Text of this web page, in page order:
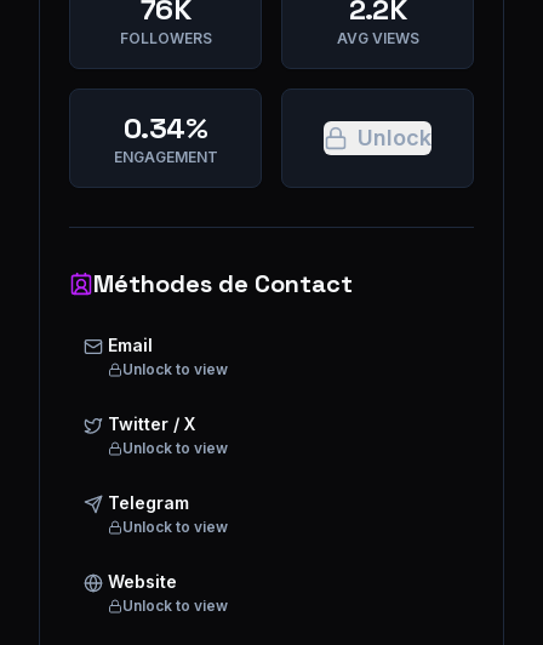
76K
FOLLOWERS
2.2K
AVG VIEWS
0.34%
ENGAGEMENT
Unlock
Méthodes de Contact
Email
Unlock to view
Twitter / X
Unlock to view
Telegram
Unlock to view
Website
Unlock to view